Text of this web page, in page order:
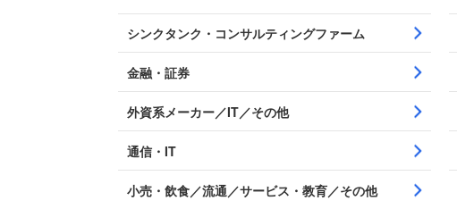
シンクタンク・コンサルティングファーム
金融・証券
外資系メーカー／IT／その他
通信・IT
小売・飲食／流通／サービス・教育／その他